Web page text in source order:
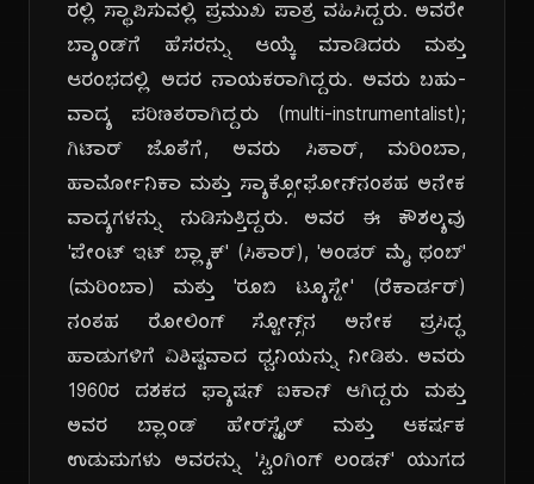
ರಲ್ಲಿ ಸ್ಥಾಪಿಸುವಲ್ಲಿ ಪ್ರಮುಖ ಪಾತ್ರ ವಹಿಸಿದ್ದರು. ಅವರೇ
ಬ್ಯಾಂಡ್‌ಗೆ ಹೆಸರನ್ನು ಆಯ್ಕೆ ಮಾಡಿದರು ಮತ್ತು
ಆರಂಭದಲ್ಲಿ ಅದರ ನಾಯಕರಾಗಿದ್ದರು. ಅವರು ಬಹು-
ವಾದ್ಯ ಪರಿಣತರಾಗಿದ್ದರು (multi-instrumentalist);
ಗಿಟಾರ್ ಜೊತೆಗೆ, ಅವರು ಸಿತಾರ್, ಮರಿಂಬಾ,
ಹಾರ್ಮೋನಿಕಾ ಮತ್ತು ಸ್ಯಾಕ್ಸೋಫೋನ್‌ನಂತಹ ಅನೇಕ
ವಾದ್ಯಗಳನ್ನು ನುಡಿಸುತ್ತಿದ್ದರು. ಅವರ ಈ ಕೌಶಲ್ಯವು
'ಪೇಂಟ್ ಇಟ್ ಬ್ಲ್ಯಾಕ್' (ಸಿತಾರ್), 'ಅಂಡರ್ ಮೈ ಥಂಬ್'
(ಮರಿಂಬಾ) ಮತ್ತು 'ರೂಬಿ ಟ್ಯೂಸ್ಡೇ' (ರೆಕಾರ್ಡರ್)
ನಂತಹ ರೋಲಿಂಗ್ ಸ್ಟೋನ್ಸ್‌ನ ಅನೇಕ ಪ್ರಸಿದ್ಧ
ಹಾಡುಗಳಿಗೆ ವಿಶಿಷ್ಟವಾದ ಧ್ವನಿಯನ್ನು ನೀಡಿತು. ಅವರು
1960ರ ದಶಕದ ಫ್ಯಾಷನ್ ಐಕಾನ್ ಆಗಿದ್ದರು ಮತ್ತು
ಅವರ ಬ್ಲಾಂಡ್ ಹೇರ್‌ಸ್ಟೈಲ್ ಮತ್ತು ಆಕರ್ಷಕ
ಉಡುಪುಗಳು ಅವರನ್ನು 'ಸ್ವಿಂಗಿಂಗ್ ಲಂಡನ್' ಯುಗದ